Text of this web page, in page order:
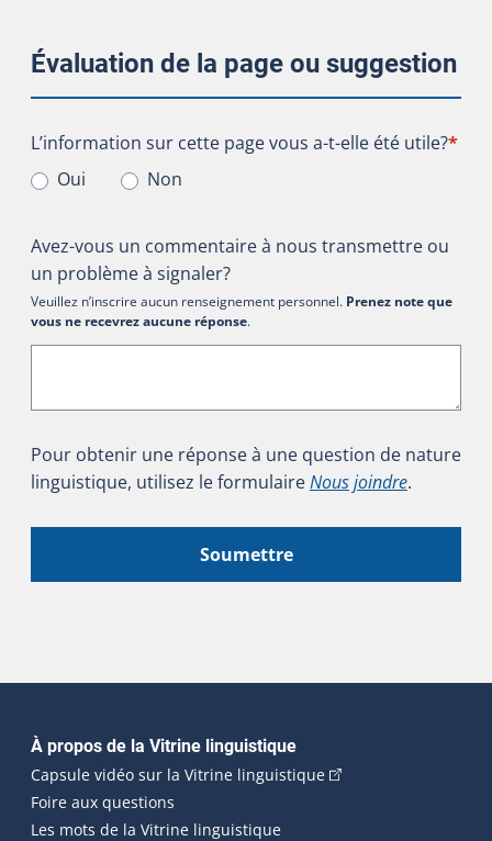
Évaluation de la page ou suggestion
L’information sur cette page vous a-t-elle été utile?
L’information sur cette page vous a-t-elle été utile?*
Oui
Non
Avez-vous un commentaire à nous transmettre ou
un problème à signaler?
Veuillez n’inscrire aucun renseignement personnel. Prenez note que
vous ne recevrez aucune réponse.
Pour obtenir une réponse à une question de nature
linguistique, utilisez le formulaireNous joindre.
Soumettre
Navigation principale
À propos de la Vitrine linguistique
Capsule vidéo sur la Vitrine linguistique(Cet hyperlien
Foire aux questions
Les mots de la Vitrine linguistique